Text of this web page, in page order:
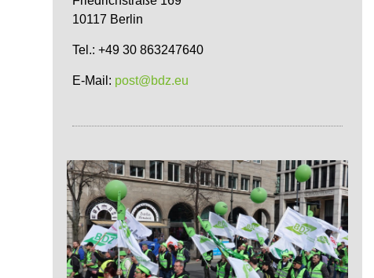
10117 Berlin
Tel.: +49 30 863247640
E-Mail: post@bdz.eu